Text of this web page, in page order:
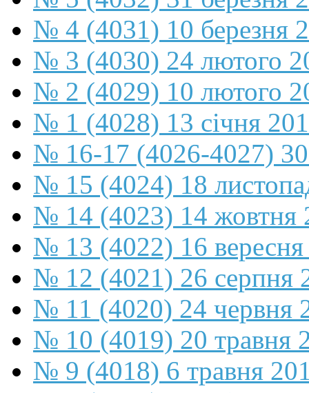
№ 4 (4031) 10 березня
№ 3 (4030) 24 лютого
№ 2 (4029) 10 лютого
№ 1 (4028) 13 січня
№ 16-17 (4026-4027) 30
№ 15 (4024) 18
№ 14 (4023) 14 жовтня
№ 13 (4022) 16
№ 12 (4021) 26 серпня
№ 11 (4020) 24 червня
№ 10 (4019) 20 травня
№ 9 (4018) 6 травня